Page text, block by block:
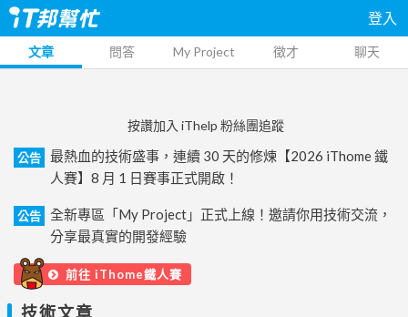
登入
文章 問答 My Project 徵才 聊天
按讚加入 iThelp 粉絲團追蹤
公告
最熱血的技術盛事，連續 30 天的修煉【2026 iThome 鐵
人賽】8 月 1 日賽事正式開啟！
公告
全新專區「My Project」正式上線！邀請你用技術交流，
分享最真實的開發經驗
前往 iThome鐵人賽
技術文章